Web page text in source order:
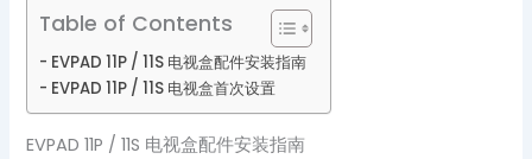
Table of Contents
EVPAD 11P / 11S 电视盒配件安装指南
EVPAD 11P / 11S 电视盒首次设置
EVPAD 11P / 11S 电视盒配件安装指南